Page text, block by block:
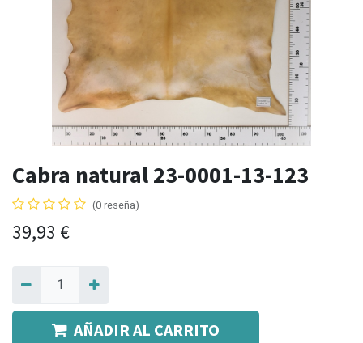
Cabra natural 23-0001-13-123
(0 reseña)
39,93 €
AÑADIR AL CARRITO